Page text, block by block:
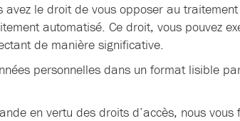
avez le droit de vous opposer au
automatisé. Ce droit, vous pouvez
de manière significative.
personnelles dans un format lisible
en vertu des droits d’accès, nous